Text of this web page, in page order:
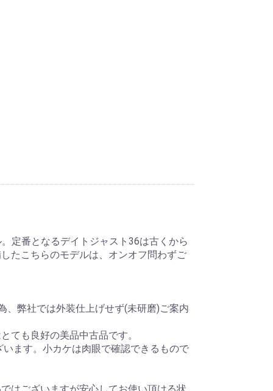
定番となるデイトジャスト36は古くから
たこちらのモデルは、オンオフ問わずご
、弊社では外装仕上げせず(未研磨)ご案内
ても良好の美品中古品です。
ます。小カケは肉眼で確認できるもので